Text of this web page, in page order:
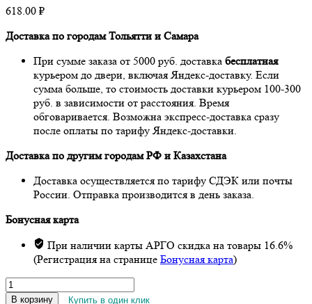
618.00 ₽
Доставка по городам Тольятти и Самара
При сумме заказа от 5000 руб. доставка бесплатная
курьером до двери, включая Яндекс-доставку. Если
сумма больше, то стоимость доставки курьером 100-300
руб. в зависимости от расстояния. Время
обговаривается. Возможна экспресс-доставка сразу
после оплаты по тарифу Яндекс-доставки.
Доставка по другим городам РФ и Казахстана
Доставка осуществляется по тарифу СДЭК или почты
России. Отправка производится в день заказа.
Бонусная карта
При наличии карты АРГО скидка на товары 16.6%
(Регистрация на странице Бонусная карта)
Количество
товара
В корзину Купить в один клик